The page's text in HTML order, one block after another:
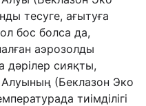
тесуге, ағытуға
бос болса да,
аэрозолды
дәрілер сияқты,
(Беклазон Эко
тиімділігі